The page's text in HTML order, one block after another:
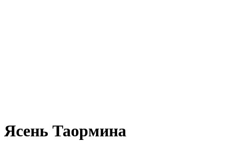
Ясень Таормина